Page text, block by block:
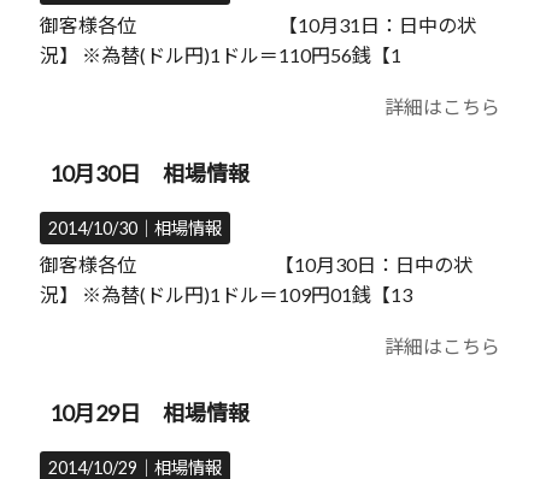
御客様各位 【10月31日：日中の状
況】 ※為替(ドル円)1ドル＝110円56銭【1
詳細はこちら
10月30日 相場情報
2014/10/30｜相場情報
御客様各位 【10月30日：日中の状
況】 ※為替(ドル円)1ドル＝109円01銭【13
詳細はこちら
10月29日 相場情報
2014/10/29｜相場情報